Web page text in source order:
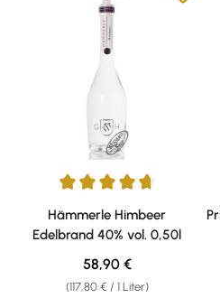
Durchschnittliche Bewertung
Hämmerle Himbeer
Edelbrand 40% vol. 0,50l
(117,80 € / 1 Liter)
Regulärer Preis:
58,90 €